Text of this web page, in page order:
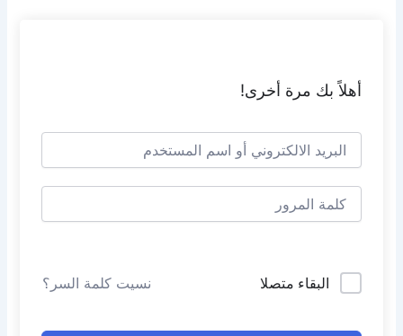
أهلاً بك مرة أخرى!
البقاء متصلا نسيت كلمة السر؟